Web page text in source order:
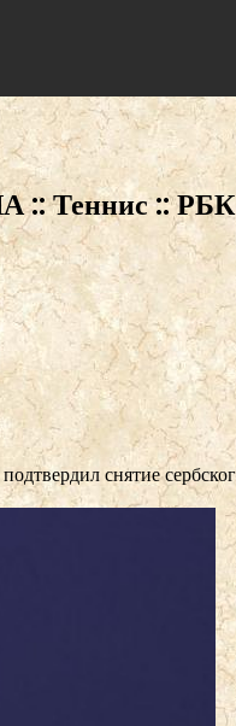
:: Теннис ::
снятие